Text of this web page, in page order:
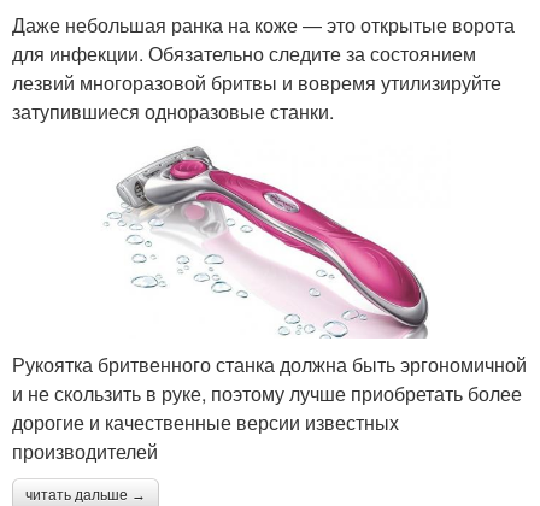
Даже небольшая ранка на коже — это открытые ворота
для инфекции. Обязательно следите за состоянием
лезвий многоразовой бритвы и вовремя утилизируйте
затупившиеся одноразовые станки.
Рукоятка бритвенного станка должна быть эргономичной
и не скользить в руке, поэтому лучше приобретать более
дорогие и качественные версии известных
производителей
читать дальше →